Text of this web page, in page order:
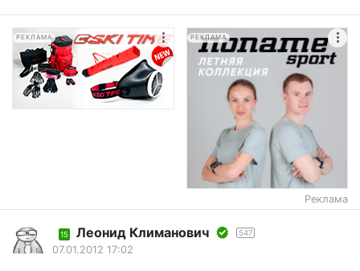
РЕКЛАМА РЕКЛАМА
Реклама
15 Леонид Климанович 547
07.01.2012 17:02